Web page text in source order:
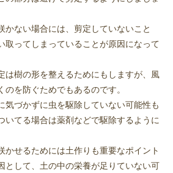
かない場合には、剪定していないこと
取ってしまっていることが原因になって
は樹の形を整えるためにもしますが、風
を防ぐためでもあるのです。
気づかずに虫を駆除していない可能性も
いてる場合は薬剤などで駆除するように
かせるためには土作りも重要なポイント
として、土の中の栄養が足りていない可